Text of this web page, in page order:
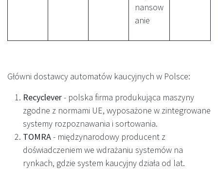
nansow
anie
Główni dostawcy automatów kaucyjnych w Polsce:
Recyclever- polska firma produkująca maszyny
zgodne z normami UE, wyposażone w zintegrowane
systemy rozpoznawania i sortowania.
TOMRA- międzynarodowy producent z
doświadczeniem we wdrażaniu systemów na
rynkach, gdzie system kaucyjny działa od lat.